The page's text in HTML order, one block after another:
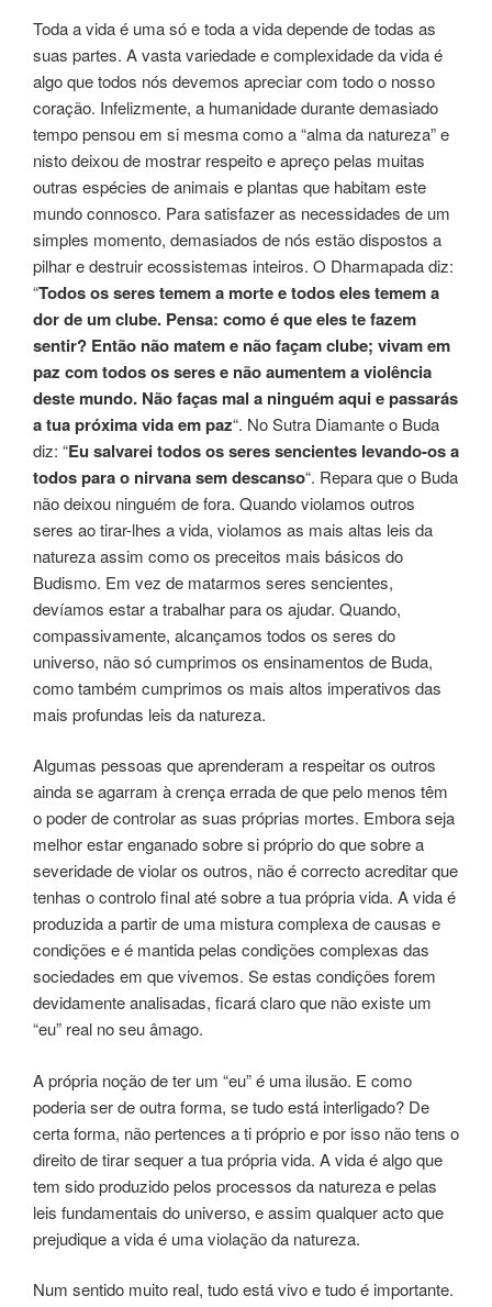
Toda a vida é uma só e toda a vida depende de todas as
suas partes. A vasta variedade e complexidade da vida é
algo que todos nós devemos apreciar com todo o nosso
coração. Infelizmente, a humanidade durante demasiado
tempo pensou em si mesma como a “alma da natureza” e
nisto deixou de mostrar respeito e apreço pelas muitas
outras espécies de animais e plantas que habitam este
mundo connosco. Para satisfazer as necessidades de um
simples momento, demasiados de nós estão dispostos a
pilhar e destruir ecossistemas inteiros. O Dharmapada diz:
“Todos os seres temem a morte e todos eles temem a
dor de um clube. Pensa: como é que eles te fazem
sentir? Então não matem e não façam clube; vivam em
paz com todos os seres e não aumentem a violência
deste mundo. Não faças mal a ninguém aqui e passarás
a tua próxima vida em paz“. No Sutra Diamante o Buda
diz: “Eu salvarei todos os seres sencientes levando-os a
todos para o nirvana sem descanso“. Repara que o Buda
não deixou ninguém de fora. Quando violamos outros
seres ao tirar-lhes a vida, violamos as mais altas leis da
natureza assim como os preceitos mais básicos do
Budismo. Em vez de matarmos seres sencientes,
devíamos estar a trabalhar para os ajudar. Quando,
compassivamente, alcançamos todos os seres do
universo, não só cumprimos os ensinamentos de Buda,
como também cumprimos os mais altos imperativos das
mais profundas leis da natureza.
Algumas pessoas que aprenderam a respeitar os outros
ainda se agarram à crença errada de que pelo menos têm
o poder de controlar as suas próprias mortes. Embora seja
melhor estar enganado sobre si próprio do que sobre a
severidade de violar os outros, não é correcto acreditar que
tenhas o controlo final até sobre a tua própria vida. A vida é
produzida a partir de uma mistura complexa de causas e
condições e é mantida pelas condições complexas das
sociedades em que vivemos. Se estas condições forem
devidamente analisadas, ficará claro que não existe um
“eu” real no seu âmago.
A própria noção de ter um “eu” é uma ilusão. E como
poderia ser de outra forma, se tudo está interligado? De
certa forma, não pertences a ti próprio e por isso não tens o
direito de tirar sequer a tua própria vida. A vida é algo que
tem sido produzido pelos processos da natureza e pelas
leis fundamentais do universo, e assim qualquer acto que
prejudique a vida é uma violação da natureza.
Num sentido muito real, tudo está vivo e tudo é importante.